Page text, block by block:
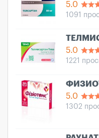
5.0
1091
5.0
1221
5.0
1302